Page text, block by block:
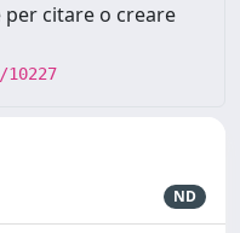
citare o creare
ND